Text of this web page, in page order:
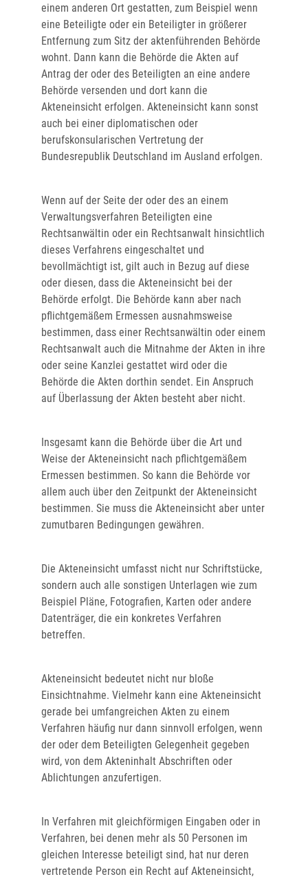
einem anderen Ort gestatten, zum Beispiel wenn
eine Beteiligte oder ein Beteiligter in größerer
Entfernung zum Sitz der aktenführenden Behörde
wohnt. Dann kann die Behörde die Akten auf
Antrag der oder des Beteiligten an eine andere
Behörde versenden und dort kann die
Akteneinsicht erfolgen. Akteneinsicht kann sonst
auch bei einer diplomatischen oder
berufskonsularischen Vertretung der
Bundesrepublik Deutschland im Ausland erfolgen.
Wenn auf der Seite der oder des an einem
Verwaltungsverfahren Beteiligten eine
Rechtsanwältin oder ein Rechtsanwalt hinsichtlich
dieses Verfahrens eingeschaltet und
bevollmächtigt ist, gilt auch in Bezug auf diese
oder diesen, dass die Akteneinsicht bei der
Behörde erfolgt. Die Behörde kann aber nach
pflichtgemäßem Ermessen ausnahmsweise
bestimmen, dass einer Rechtsanwältin oder einem
Rechtsanwalt auch die Mitnahme der Akten in ihre
oder seine Kanzlei gestattet wird oder die
Behörde die Akten dorthin sendet. Ein Anspruch
auf Überlassung der Akten besteht aber nicht.
Insgesamt kann die Behörde über die Art und
Weise der Akteneinsicht nach pflichtgemäßem
Ermessen bestimmen. So kann die Behörde vor
allem auch über den Zeitpunkt der Akteneinsicht
bestimmen. Sie muss die Akteneinsicht aber unter
zumutbaren Bedingungen gewähren.
Die Akteneinsicht umfasst nicht nur Schriftstücke,
sondern auch alle sonstigen Unterlagen wie zum
Beispiel Pläne, Fotografien, Karten oder andere
Datenträger, die ein konkretes Verfahren
betreffen.
Akteneinsicht bedeutet nicht nur bloße
Einsichtnahme. Vielmehr kann eine Akteneinsicht
gerade bei umfangreichen Akten zu einem
Verfahren häufig nur dann sinnvoll erfolgen, wenn
der oder dem Beteiligten Gelegenheit gegeben
wird, von dem Akteninhalt Abschriften oder
Ablichtungen anzufertigen.
In Verfahren mit gleichförmigen Eingaben oder in
Verfahren, bei denen mehr als 50 Personen im
gleichen Interesse beteiligt sind, hat nur deren
vertretende Person ein Recht auf Akteneinsicht,